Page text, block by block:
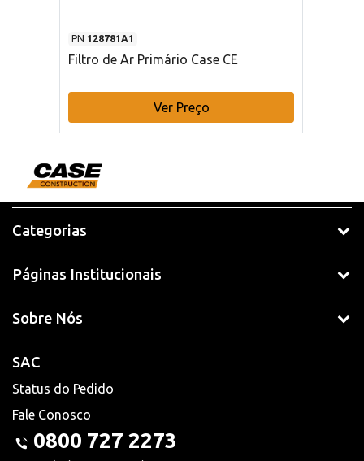
PN 128781A1
Filtro de Ar Primário Case CE
Ver Preço
Categorias
Páginas Institucionais
Sobre Nós
SAC
Status do Pedido
Fale Conosco
0800 727 2273